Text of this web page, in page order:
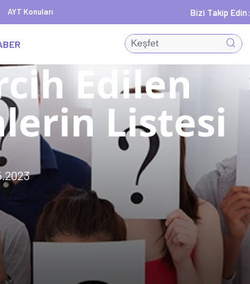
AYT Konuları Bizi Takip Edin:
Edilen
Listesi